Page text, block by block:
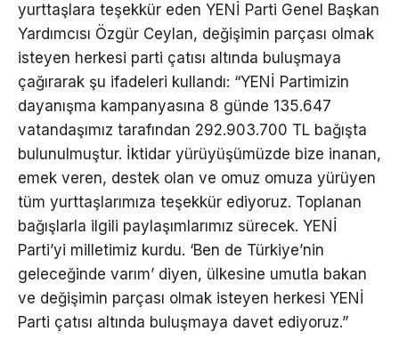
yurttaşlara teşekkür eden YENİ Parti Genel Başkan
Yardımcısı Özgür Ceylan, değişimin parçası olmak
isteyen herkesi parti çatısı altında buluşmaya
çağırarak şu ifadeleri kullandı: “YENİ Partimizin
dayanışma kampanyasına 8 günde 135.647
vatandaşımız tarafından 292.903.700 TL bağışta
bulunulmuştur. İktidar yürüyüşümüzde bize inanan,
emek veren, destek olan ve omuz omuza yürüyen
tüm yurttaşlarımıza teşekkür ediyoruz. Toplanan
bağışlarla ilgili paylaşımlarımız sürecek. YENİ
Parti’yi milletimiz kurdu. ‘Ben de Türkiye’nin
geleceğinde varım’ diyen, ülkesine umutla bakan
ve değişimin parçası olmak isteyen herkesi YENİ
Parti çatısı altında buluşmaya davet ediyoruz.”